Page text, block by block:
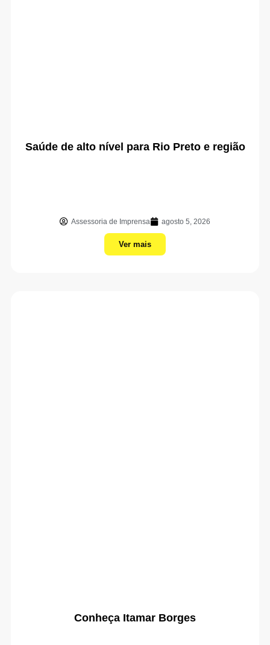
Saúde de alto nível para Rio Preto e região
Assessoria de Imprensa agosto 5, 2026
Ver mais
Conheça Itamar Borges